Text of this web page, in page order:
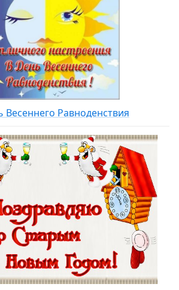
Весеннего Равноденствия